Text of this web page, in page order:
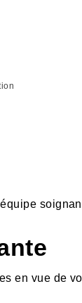
en vue de